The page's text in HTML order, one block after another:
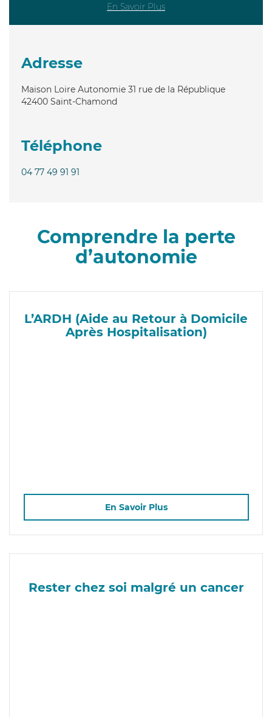
En Savoir Plus
Adresse
Maison Loire Autonomie 31 rue de la République
42400 Saint-Chamond
Téléphone
04 77 49 91 91
Comprendre la perte
d’autonomie
L’ARDH (Aide au Retour à Domicile
Après Hospitalisation)
En Savoir Plus
Rester chez soi malgré un cancer